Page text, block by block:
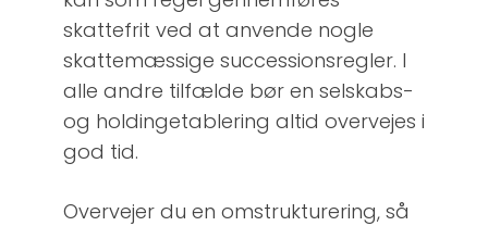
skattefrit ved at anvende nogle
skattemæssige successionsregler. I
alle andre tilfælde bør en selskabs-
og holdingetablering altid overvejes i
god tid.
Overvejer du en omstrukturering, så